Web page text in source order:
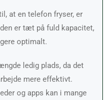
at en telefon fryser, er
er tæt på fuld kapacitet,
optimalt.
ledig plads, da det
mere effektivt.
og apps kan i mange